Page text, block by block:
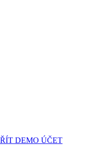
DEMO ÚČET